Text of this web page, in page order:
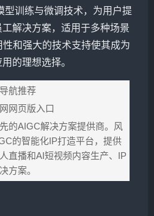
型训练与微调技术，为用户提
解决方案，适用于多种场景
和强大的技术支持使其成为
的理想选择。
航推荐
网页版入口
的AIGC解决方案提供商。风
的智能化IP打造平台，提供
直播和AI短视频内容生产、IP
方案。